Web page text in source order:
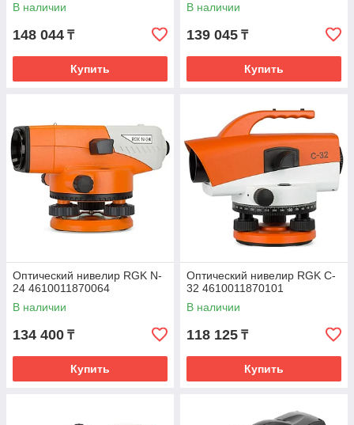
В наличии
148 044 ₸
Купить
В наличии
139 045 ₸
Купить
Оптический нивелир RGK N-
24 4610011870064
В наличии
134 400 ₸
Купить
Оптический нивелир RGK C-
32 4610011870101
В наличии
118 125 ₸
Купить